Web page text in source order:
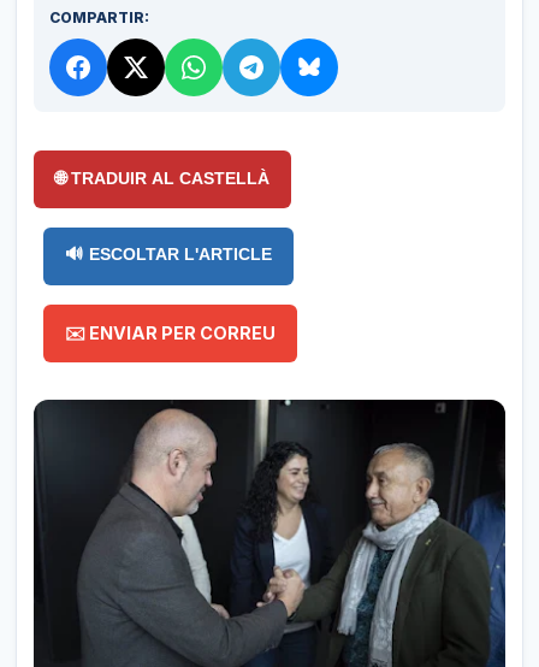
COMPARTIR:
🌐 TRADUIR AL CASTELLÀ
🔊 ESCOLTAR L'ARTICLE
✉️ ENVIAR PER CORREU